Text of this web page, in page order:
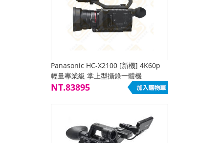
Panasonic HC-X2100 [新機] 4K60p
輕量專業級 掌上型攝錄一體機
NT.83895